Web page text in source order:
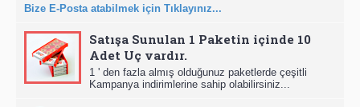
Bize E-Posta atabilmek için Tıklayınız...
Satışa Sunulan 1 Paketin içinde 10
Adet Uç vardır.
1 ' den fazla almış olduğunuz paketlerde çeşitli
Kampanya indirimlerine sahip olabilirsiniz...